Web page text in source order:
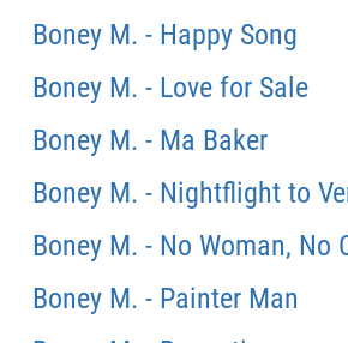
Boney M. - Happy Song
Boney M. - Love for Sale
Boney M. - Ma Baker
Boney M. - Nightflight to
Boney M. - No Woman, No
Boney M. - Painter Man